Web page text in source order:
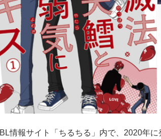
BL情報サイト「ちるちる」内で、2020年